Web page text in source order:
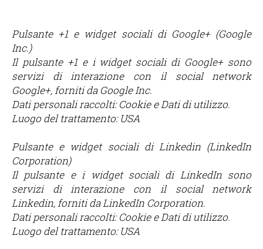
Pulsante +1 e widget sociali di Google+ (Google
Inc.)
Il pulsante +1 e i widget sociali di Google+ sono
servizi di interazione con il social network
Google+, forniti da Google Inc.
Dati personali raccolti: Cookie e Dati di utilizzo.
Luogo del trattamento: USA
Pulsante e widget sociali di Linkedin (LinkedIn
Corporation)
Il pulsante e i widget sociali di LinkedIn sono
servizi di interazione con il social network
Linkedin, forniti da LinkedIn Corporation.
Dati personali raccolti: Cookie e Dati di utilizzo.
Luogo del trattamento: USA